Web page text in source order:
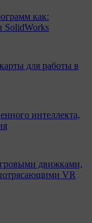
как:
SolidWorks
для работы в
интеллекта,
движками,
VR